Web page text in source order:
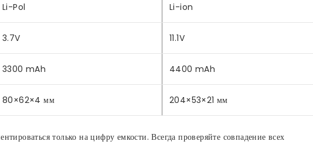
Li-Pol Li-ion
3.7V 11.1V
3300 mAh 4400 mAh
80×62×4 мм 204×53×21 мм
только на цифру емкости. Всегда проверяйте совпадение всех